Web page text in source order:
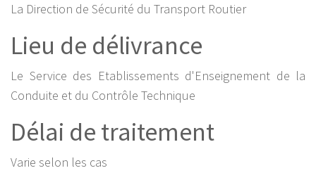
La Direction de Sécurité du Transport Routier
Lieu de délivrance
Le Service des Etablissements d'Enseignement de la
Conduite et du Contrôle Technique
Délai de traitement
Varie selon les cas